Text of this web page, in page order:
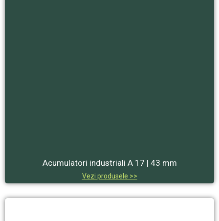
Acumulatori industriali A 17 | 43 mm
Vezi produsele >>